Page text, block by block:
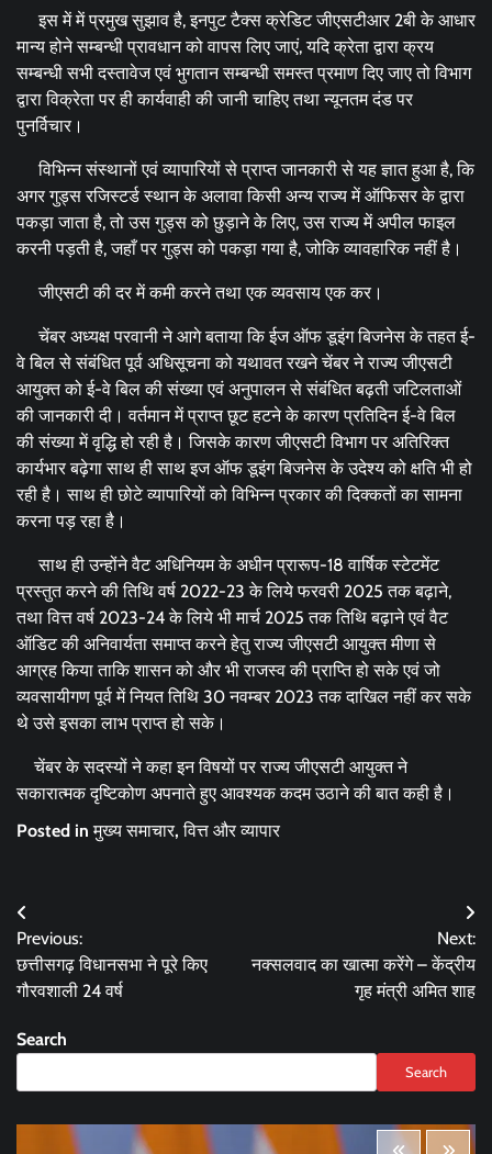
इस में में प्रमुख सुझाव है, इनपुट टैक्स क्रेडिट जीएसटीआर 2बी के आधार
मान्य होने सम्बन्धी प्रावधान को वापस लिए जाएं, यदि क्रेता द्वारा क्रय
सम्बन्धी सभी दस्तावेज एवं भुगतान सम्बन्धी समस्त प्रमाण दिए जाए तो विभाग
द्वारा विक्रेता पर ही कार्यवाही की जानी चाहिए तथा न्यूनतम दंड पर
पुनर्विचार।
विभिन्न संस्थानों एवं व्यापारियों से प्राप्त जानकारी से यह ज्ञात हुआ है, कि
अगर गुड्स रजिस्टर्ड स्थान के अलावा किसी अन्य राज्य में ऑफिसर के द्वारा
पकड़ा जाता है, तो उस गुड्स को छुड़ाने के लिए, उस राज्य में अपील फाइल
करनी पड़ती है, जहाँ पर गुड्स को पकड़ा गया है, जोकि व्यावहारिक नहीं है।
जीएसटी की दर में कमी करने तथा एक व्यवसाय एक कर।
चेंबर अध्यक्ष परवानी ने आगे बताया कि ईज ऑफ डूइंग बिजनेस के तहत ई-
वे बिल से संबंधित पूर्व अधिसूचना को यथावत रखने चेंबर ने राज्य जीएसटी
आयुक्त को ई-वे बिल की संख्या एवं अनुपालन से संबंधित बढ़ती जटिलताओं
की जानकारी दी। वर्तमान में प्राप्त छूट हटने के कारण प्रतिदिन ई-वे बिल
की संख्या में वृद्धि हो रही है। जिसके कारण जीएसटी विभाग पर अतिरिक्त
कार्यभार बढ़ेगा साथ ही साथ इज ऑफ डूइंग बिजनेस के उदेश्य को क्षति भी हो
रही है। साथ ही छोटे व्यापारियों को विभिन्न प्रकार की दिक्कतों का सामना
करना पड़ रहा है।
साथ ही उन्होंने वैट अधिनियम के अधीन प्रारूप-18 वार्षिक स्टेटमेंट
प्रस्तुत करने की तिथि वर्ष 2022-23 के लिये फरवरी 2025 तक बढ़ाने,
तथा वित्त वर्ष 2023-24 के लिये भी मार्च 2025 तक तिथि बढ़ाने एवं वैट
ऑडिट की अनिवार्यता समाप्त करने हेतु राज्य जीएसटी आयुक्त मीणा से
आग्रह किया ताकि शासन को और भी राजस्व की प्राप्ति हो सके एवं जो
व्यवसायीगण पूर्व में नियत तिथि 30 नवम्बर 2023 तक दाखिल नहीं कर सके
थे उसे इसका लाभ प्राप्त हो सके।
चेंबर के सदस्यों ने कहा इन विषयों पर राज्य जीएसटी आयुक्त ने
सकारात्मक दृष्टिकोण अपनाते हुए आवश्यक कदम उठाने की बात कही है।
Posted inमुख्य समाचार,वित्त और व्यापार
Post
navigation
Previous:
छत्तीसगढ़ विधानसभा ने पूरे किए
गौरवशाली 24 वर्ष
Next:
नक्सलवाद का खात्मा करेंगे – केंद्रीय
गृह मंत्री अमित शाह
Search
Search